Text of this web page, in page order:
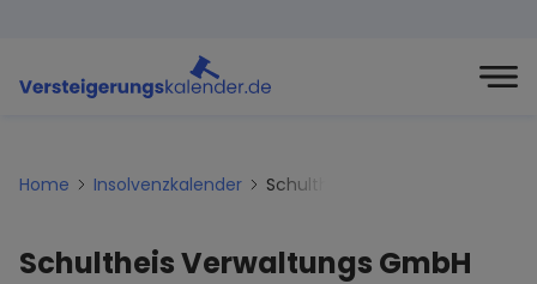
Home Insolvenzkalender Schultheis-verwaltungs-gmbh
Schultheis Verwaltungs GmbH